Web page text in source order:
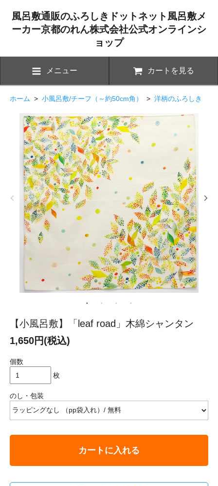
風呂敷通販のふろしきドットネット風呂敷メ
ーカー京都のれん株式会社公式オンラインシ
ョップ
メニュー カートを見る
ホーム > 小風呂敷/チーフ（～約50cm角） > 洋柄のふろしき
【小風呂敷】「leaf road」木綿シャンタン
1,650円(税込)
個数
枚
のし・包装
カートに入れる